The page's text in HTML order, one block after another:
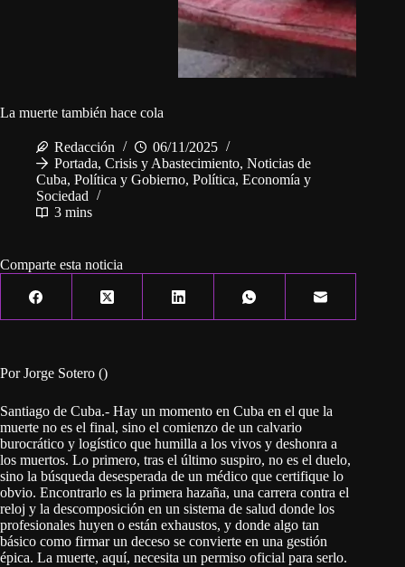
La muerte también hace cola
Redacción
06/11/2025
Portada, Crisis y Abastecimiento, Noticias de
Cuba, Política y Gobierno, Política, Economía y
Sociedad
3 mins
Comparte esta noticia
Por Jorge Sotero ()
Santiago de Cuba.- Hay un momento en Cuba en el que la
muerte no es el final, sino el comienzo de un calvario
burocrático y logístico que humilla a los vivos y deshonra a
los muertos. Lo primero, tras el último suspiro, no es el duelo,
sino la búsqueda desesperada de un médico que certifique lo
obvio. Encontrarlo es la primera hazaña, una carrera contra el
reloj y la descomposición en un sistema de salud donde los
profesionales huyen o están exhaustos, y donde algo tan
básico como firmar un deceso se convierte en una gestión
épica. La muerte, aquí, necesita un permiso oficial para serlo.